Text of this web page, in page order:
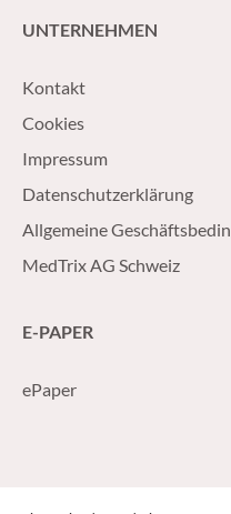
UNTERNEHMEN
Kontakt
Cookies
Impressum
Datenschutzerklärung
Allgemeine
MedTrix AG Schweiz
E-PAPER
ePaper